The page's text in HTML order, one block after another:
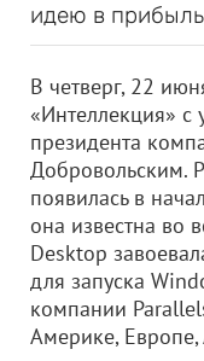
идею в
В четверг, 22
«Интеллекция» с
президента
Добровольским.
появилась в
она известна во
Desktop
для запуска
компании
Америке, Европе,